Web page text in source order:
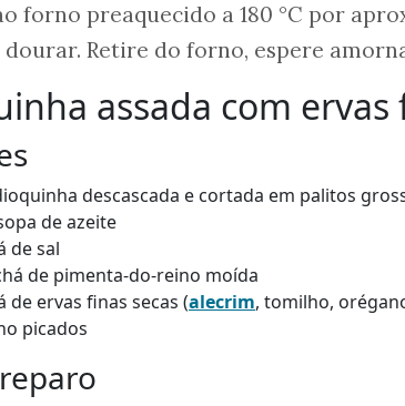
forno preaquecido a 180 °C por
Retire do forno, espere
assada com ervas
descascada e cortada em palitos
de azeite
de sal
de pimenta-do-reino moída
de ervas finas secas (alecrim, tomilho,
picados